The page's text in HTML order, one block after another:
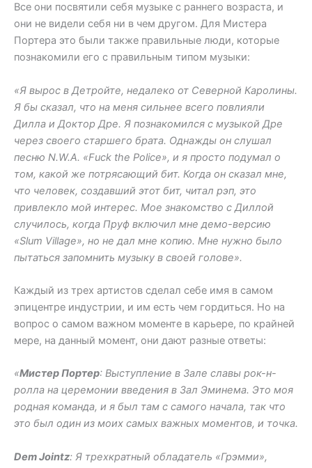
Все они посвятили себя музыке с раннего возраста, и
они не видели себя ни в чем другом. Для Мистера
Портера это были также правильные люди, которые
познакомили его с правильным типом музыки:
«Я вырос в Детройте, недалеко от Северной Каролины.
Я бы сказал, что на меня сильнее всего повлияли
Дилла и Доктор Дре. Я познакомился с музыкой Дре
через своего старшего брата. Однажды он слушал
песню N.W.A. «Fuck the Police», и я просто подумал о
том, какой же потрясающий бит. Когда он сказал мне,
что человек, создавший этот бит, читал рэп, это
привлекло мой интерес. Мое знакомство с Диллой
случилось, когда Пруф включил мне демо-версию
«Slum Village», но не дал мне копию. Мне нужно было
пытаться запомнить музыку в своей голове».
Каждый из трех артистов сделал себе имя в самом
эпицентре индустрии, и им есть чем гордиться. Но на
вопрос о самом важном моменте в карьере, по крайней
мере, на данный момент, они дают разные ответы:
«Мистер Портер: Выступление в Зале славы рок-н-
ролла на церемонии введения в Зал Эминема. Это моя
родная команда, и я был там с самого начала, так что
это был один из моих самых важных моментов, и точка.
Dem Jointz: Я трехкратный обладатель «Грэмми»,